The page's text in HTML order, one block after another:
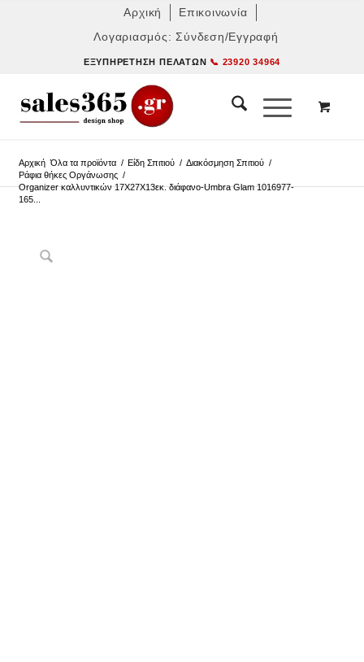
Αρχική
Επικοινωνία
Λογαριασμός: Σύνδεση/Εγγραφή
ΕΞΥΠΗΡΈΤΗΣΗ ΠΕΛΑΤΏΝ 📞 23920 34964
Αρχική Όλα τα προϊόντα / Είδη Σπιτιού / Διακόσμηση Σπιτιού /
Ράφια θήκες Οργάνωσης /
Organizer καλλυντικών 17Χ27Χ13εκ. διάφανο-Umbra Glam 1016977-
165...